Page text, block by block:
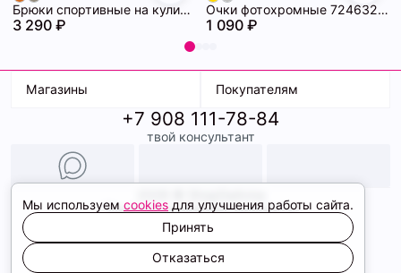
Брюки спортивные на кулиске 72463314\1225
3 290 ₽
Очки фотохромные 72463294\448
1 090 ₽
Магазины
ТК Терминал
ТРК Континент
Покупателям
Доставка
Условия оплаты
Образы
+7 908 111-78-84
твой консультант
Политика конфиденциальности
Соглашение cookie
Сайт создали
Мы используем cookies для улучшения работы сайта.
Принять
Отказаться